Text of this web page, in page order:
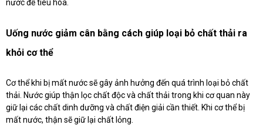
nước để tiêu hóa.
Uống nước giảm cân bằng cách giúp loại bỏ chất thải ra
khỏi cơ thể
Cơ thể khi bị mất nước sẽ gây ảnh hưởng đến quá trình loại bỏ chất
thải. Nước giúp thận lọc chất độc và chất thải trong khi cơ quan này
giữ lại các chất dinh dưỡng và chất điện giải cần thiết. Khi cơ thể bị
mất nước, thận sẽ giữ lại chất lỏng.